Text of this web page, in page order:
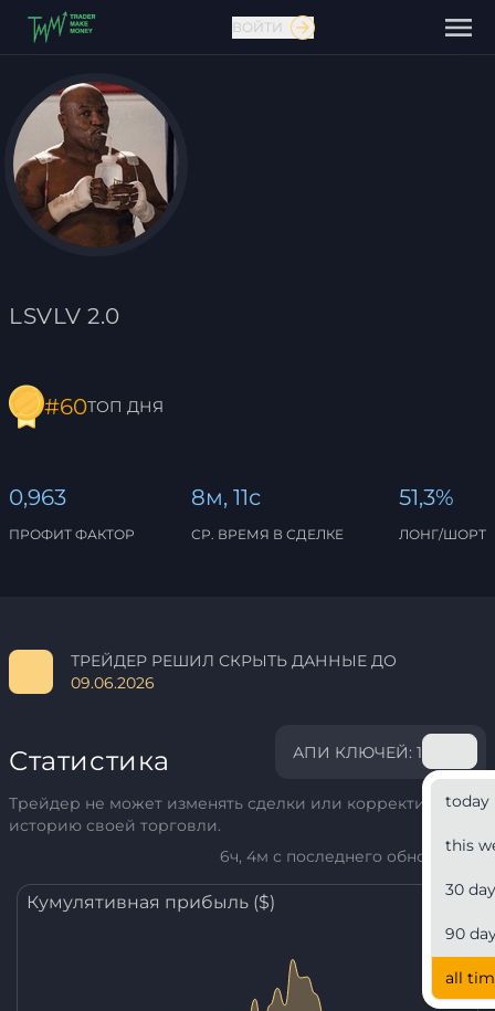
Связаться с нами
ВОЙТИ
LSVLV 2.0
#60ТОП ДНЯ
0,963
ПРОФИТ ФАКТОР
8м, 11с
СР. ВРЕМЯ В СДЕЛКЕ
51,3%
ЛОНГ/ШОРТ
ТРЕЙДЕР РЕШИЛ СКРЫТЬ ДАННЫЕ ДО
09.06.2026
Статистика АПИ КЛЮЧЕЙ: 1
today
this
30
90
all
Трейдер не может изменять сделки или корректировать
историю своей торговли.
6ч, 4м с последнего обновления
Кумулятивная прибыль ($)